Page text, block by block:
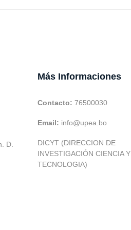
D.
Más Informaciones
Contacto: 76500030
Email: info@upea.bo
DICYT (DIRECCION DE
INVESTIGACIÓN CIENCIA Y
TECNOLOGIA)